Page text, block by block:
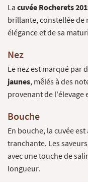
La cuvée Rocherets
brillante, constellée de
élégance et de sa
Nez
Le nez est marqué par
jaunes, mêlés à des
provenant de l'élevage
Bouche
En bouche, la cuvée
tranchante. Les
avec une touche de
longueur.